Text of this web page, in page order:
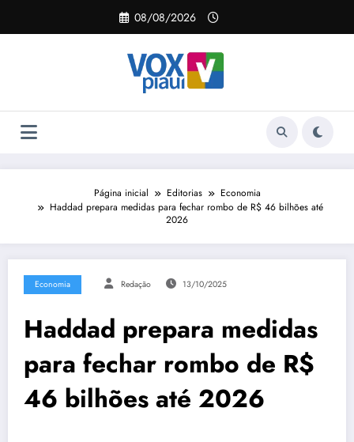
o
08/08/2026
Página inicial Editorias
Economia
Haddad prepara medidas para fechar rombo de R$ 46 bilhões até
2026
Economia Redação 13/10/2025
Haddad prepara medidas
para fechar rombo de R$
46 bilhões até 2026